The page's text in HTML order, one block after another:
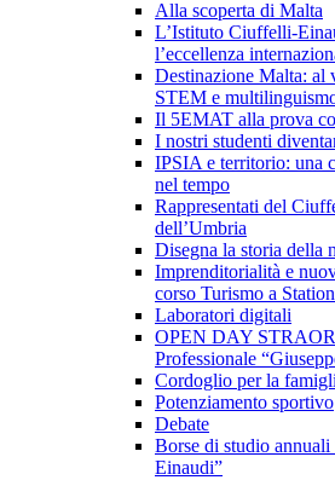
Alla scoperta di Malta
L’Istituto Ciuffelli-
l’eccellenza
Destinazione Malta: al
STEM e
Il 5EMAT alla prova
I nostri studenti
IPSIA e territorio: una
nel tempo
Rappresentati del
dell’Umbria
Disegna la storia della
Imprenditorialità e
corso Turismo a
Laboratori digitali
OPEN DAY
Professionale
Cordoglio per la
Potenziamento sportivo
Debate
Borse di studio
Einaudi”